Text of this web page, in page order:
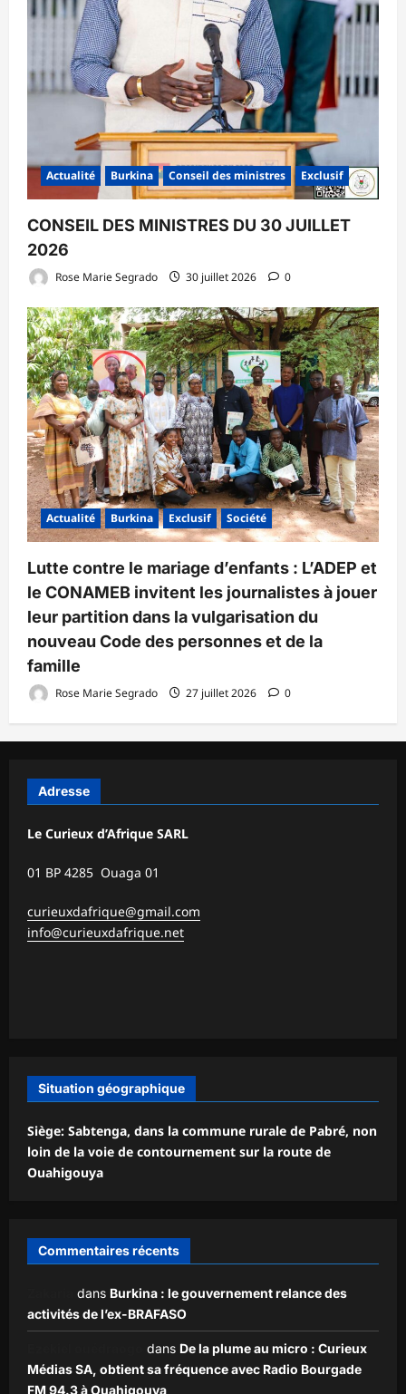
Actualité Burkina Conseil des ministres Exclusif
CONSEIL DES MINISTRES DU 30 JUILLET
2026
Rose Marie Segrado 30 juillet 2026 0
Actualité Burkina Exclusif Société
Lutte contre le mariage d’enfants : L’ADEP et
le CONAMEB invitent les journalistes à jouer
leur partition dans la vulgarisation du
nouveau Code des personnes et de la
famille
Rose Marie Segrado 27 juillet 2026 0
Adresse
Le Curieux d’Afrique SARL
01 BP 4285 Ouaga 01
curieuxdafrique@gmail.com
info@curieuxdafrique.net
Situation géographique
Siège: Sabtenga, dans la commune rurale de Pabré, non
loin de la voie de contournement sur la route de
Ouahigouya
Commentaires récents
dans Burkina : le gouvernement relance des
activités de l’ex-BRAFASO
dans De la plume au micro : Curieux
Médias SA, obtient sa fréquence avec Radio Bourgade
FM 94.3 à Ouahigouya